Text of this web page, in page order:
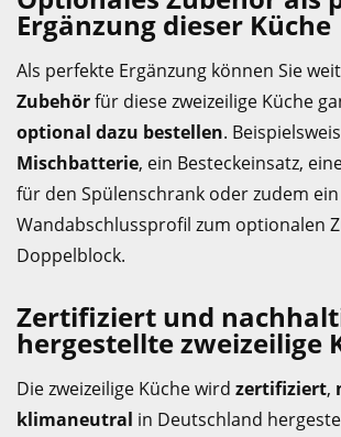
Ergänzung dieser Küche
Als perfekte Ergänzung können Sie
Zubehörfür diese zweizeilige Küche
optional dazu bestellen.
Mischbatterie, ein Besteckeinsatz,
für den Spülenschrank oder zudem ein
Wandabschlussprofil zum optionalen
Doppelblock.
Zertifiziert und
hergestellte zweizeilige
Die zweizeilige Küche wird zertifiziert,
klimaneutral in Deutschland